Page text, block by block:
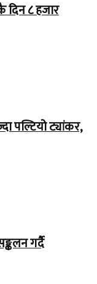
८ हजार
पल्टियो ट्यांकर,
गर्दै